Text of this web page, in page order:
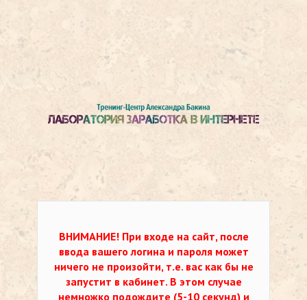
ВНИМАНИЕ! При входе на сайт, после
ввода вашего логина и пароля может
ничего не произойти, т.е. вас как бы не
запустит в кабинет. В этом случае
немножко подождите (5-10 секунд) и